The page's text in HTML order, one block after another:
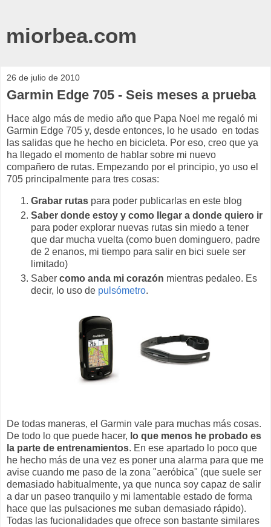
miorbea.com
26 de julio de 2010
Garmin Edge 705 - Seis meses a prueba
Hace algo más de medio año que Papa Noel me regaló mi
Garmin Edge 705 y, desde entonces, lo he usado en todas
las salidas que he hecho en bicicleta. Por eso, creo que ya
ha llegado el momento de hablar sobre mi nuevo
compañero de rutas. Empezando por el principio, yo uso el
705 principalmente para tres cosas:
Grabar rutas para poder publicarlas en este blog
Saber donde estoy y como llegar a donde quiero ir
para poder explorar nuevas rutas sin miedo a tener
que dar mucha vuelta (como buen dominguero, padre
de 2 enanos, mi tiempo para salir en bici suele ser
limitado)
Saber como anda mi corazón mientras pedaleo. Es
decir, lo uso de pulsómetro.
De todas maneras, el Garmin vale para muchas más cosas.
De todo lo que puede hacer, lo que menos he probado es
la parte de entrenamientos. En ese apartado lo poco que
he hecho más de una vez es poner una alarma para que me
avise cuando me paso de la zona "aeróbica" (que suele ser
demasiado habitualmente, ya que nunca soy capaz de salir
a dar un paseo tranquilo y mi lamentable estado de forma
hace que las pulsaciones me suban demasiado rápido).
Todas las fucionalidades que ofrece son bastante similares